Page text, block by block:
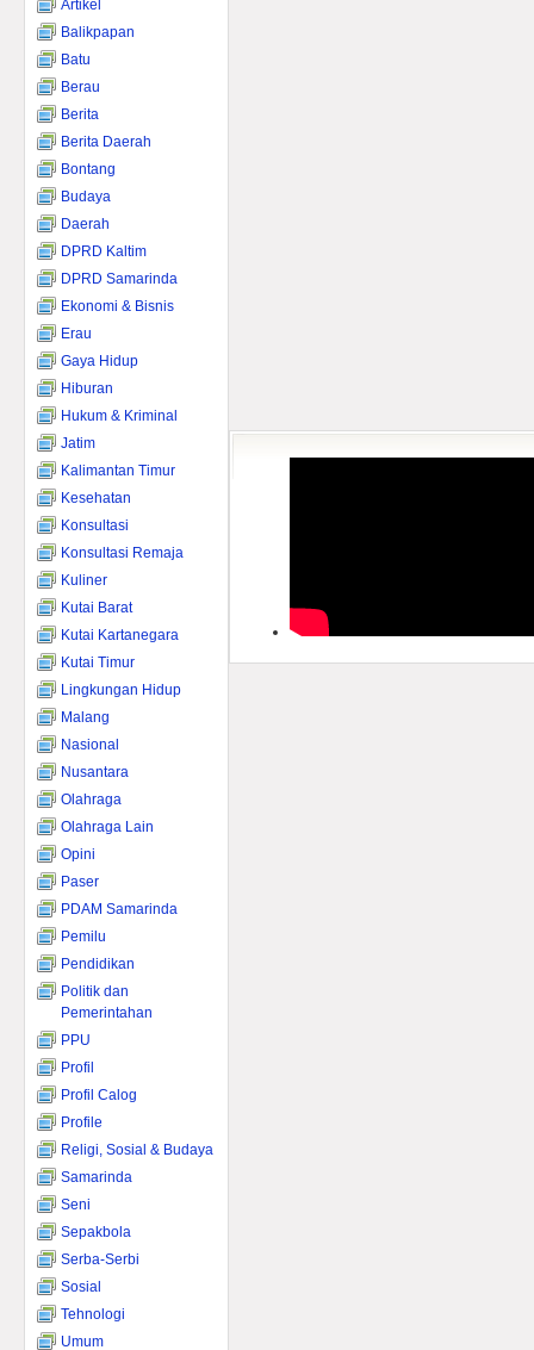
Artikel
Balikpapan
Batu
Berau
Berita
Berita Daerah
Bontang
Budaya
Daerah
DPRD Kaltim
DPRD Samarinda
Ekonomi & Bisnis
Erau
Gaya Hidup
Hiburan
Hukum & Kriminal
Jatim
Kalimantan Timur
Kesehatan
Konsultasi
Konsultasi Remaja
Kuliner
Kutai Barat
Kutai Kartanegara
Kutai Timur
Lingkungan Hidup
Malang
Nasional
Nusantara
Olahraga
Olahraga Lain
Opini
Paser
PDAM Samarinda
Pemilu
Pendidikan
Politik dan
Pemerintahan
PPU
Profil
Profil Calog
Profile
Religi, Sosial & Budaya
Samarinda
Seni
Sepakbola
Serba-Serbi
Sosial
Tehnologi
Umum